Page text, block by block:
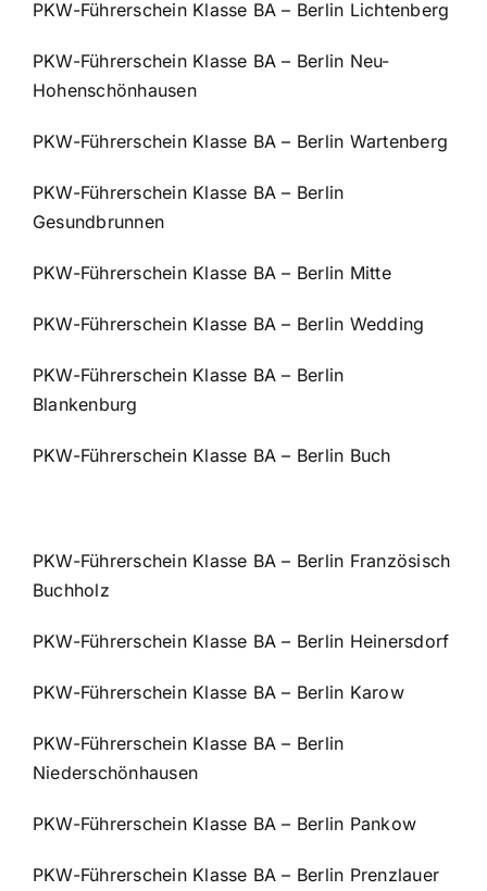
PKW-Führerschein Klasse BA – Berlin Lichtenberg
PKW-Führerschein Klasse BA – Berlin Neu-
Hohenschönhausen
PKW-Führerschein Klasse BA – Berlin Wartenberg
PKW-Führerschein Klasse BA – Berlin
Gesundbrunnen
PKW-Führerschein Klasse BA – Berlin Mitte
PKW-Führerschein Klasse BA – Berlin Wedding
PKW-Führerschein Klasse BA – Berlin
Blankenburg
PKW-Führerschein Klasse BA – Berlin Buch
PKW-Führerschein Klasse BA – Berlin Französisch
Buchholz
PKW-Führerschein Klasse BA – Berlin Heinersdorf
PKW-Führerschein Klasse BA – Berlin Karow
PKW-Führerschein Klasse BA – Berlin
Niederschönhausen
PKW-Führerschein Klasse BA – Berlin Pankow
PKW-Führerschein Klasse BA – Berlin Prenzlauer